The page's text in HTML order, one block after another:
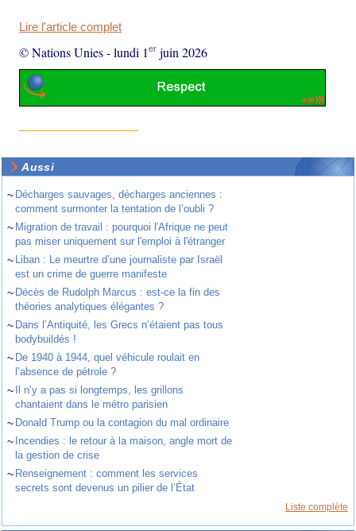
Lire l'article complet
© Nations Unies-lundi 1er juin 2026
Aussi
~ Décharges sauvages, décharges anciennes :
comment surmonter la tentation de l’oubli ?
~ Migration de travail : pourquoi l'Afrique ne peut
pas miser uniquement sur l'emploi à l'étranger
~ Liban : Le meurtre d’une journaliste par Israël
est un crime de guerre manifeste
~ Décès de Rudolph Marcus : est-ce la fin des
théories analytiques élégantes ?
~ Dans l’Antiquité, les Grecs n’étaient pas tous
bodybuildés !
~ De 1940 à 1944, quel véhicule roulait en
l’absence de pétrole ?
~
Il n’y a pas si longtemps, les grillons
chantaient dans le métro parisien
~ Donald Trump ou la contagion du mal ordinaire
~ Incendies : le retour à la maison, angle mort de
la gestion de crise
~ Renseignement : comment les services
secrets sont devenus un pilier de l’État
Liste complète